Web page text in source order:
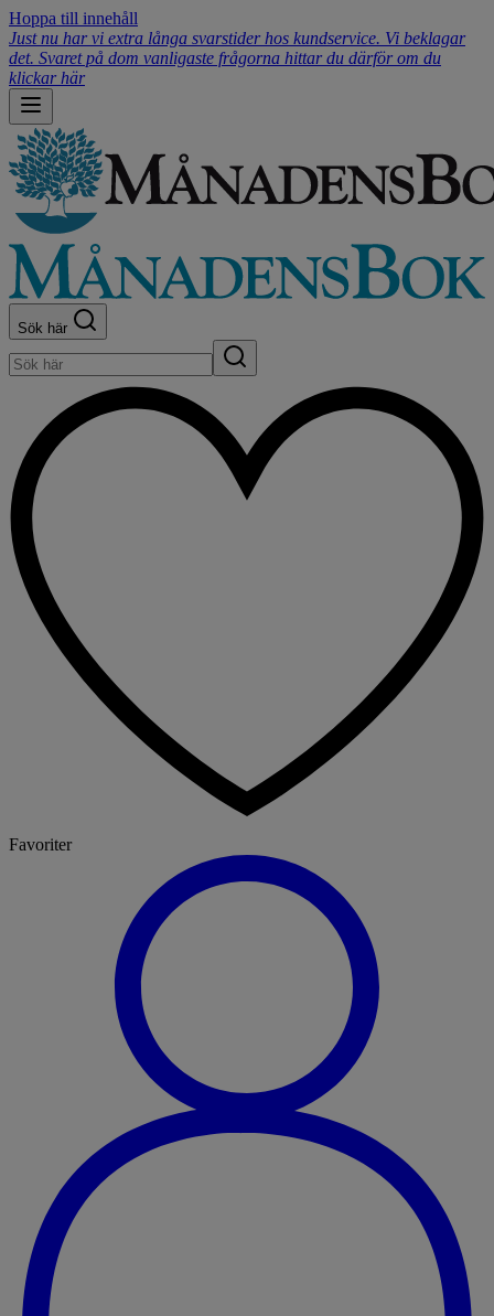
Hoppa till innehåll
Just nu har vi extra långa svarstider hos kundservice. Vi beklagar
det. Svaret på dom vanligaste frågorna hittar du därför om du
klickar här
Sök här
Favoriter